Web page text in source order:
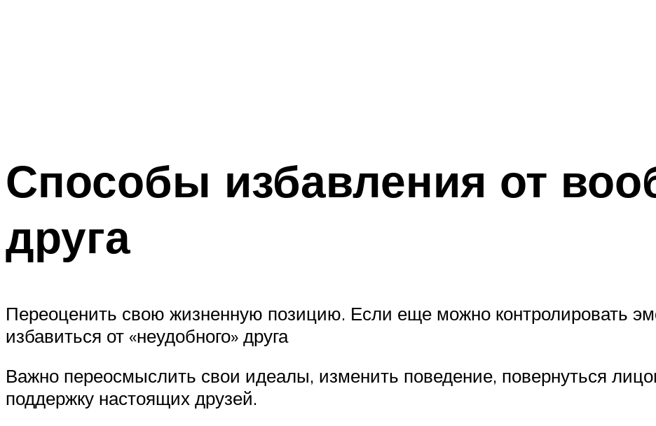
Способы избавления от
друга
Переоценить свою жизненную позицию. Если еще можно контролировать
избавиться от «неудобного» друга
Важно переосмыслить свои идеалы, изменить поведение, повернуться
поддержку настоящих друзей.